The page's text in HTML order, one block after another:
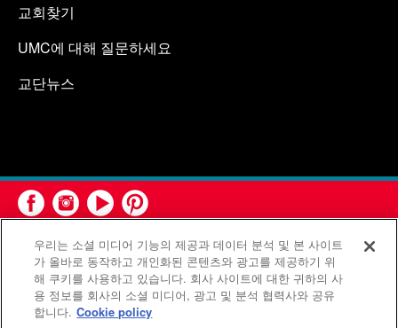
교회찾기
UMC에 대해 질문하세요
교단뉴스
연합감리교회 공보부(United Methodist Communications)는 연
합감리교회의 기관입니다.
우리는 소셜 미디어 기능의 제공과 데이터 분석 및 본 사이트
가 올바로 동작하고 개인화된 콘텐츠와 광고를 제공하기 위
해 쿠키를 사용하고 있습니다. 회사 사이트에 대한 귀하의 사
용 정보를 회사의 소셜 미디어, 광고 및 분석 협력사와 공유
합니다. Cookie policy